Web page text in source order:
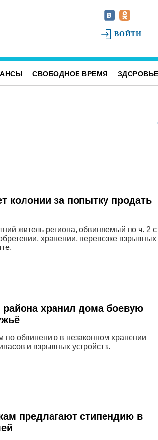
Десяток населённых пунктов в Радищевском
районе оставили без контроля качества питьевой
ВОЙТИ
СВОБОДНОЕ ВРЕМЯ ЗДОРОВЬЕ
колонии за попытку продать
житель региона, обвиняемый по ч. 2
хранении, перевозке взрывных
района хранил дома боевую
по обвинению в незаконном хранении
и взрывных устройств.
предлагают стипендию в